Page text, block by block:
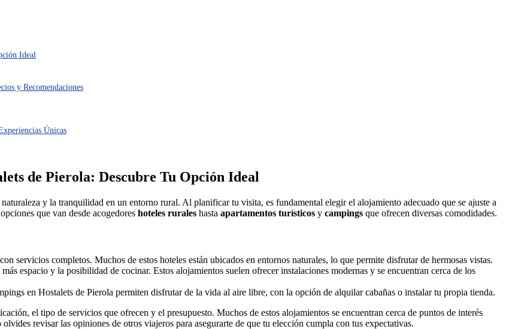
Ideal
y Recomendaciones
Únicas
de Pierola: Descubre Tu Opción Ideal
y la tranquilidad en un entorno rural. Al planificar tu visita, es fundamental elegir el alojamiento adecuado que se ajuste a
que van desde acogedores hoteles rurales hasta apartamentos turísticos y campings que ofrecen diversas comodidades.
servicios completos. Muchos de estos hoteles están ubicados en entornos naturales, lo que permite disfrutar de hermosas vistas.
espacio y la posibilidad de cocinar. Estos alojamientos suelen ofrecer instalaciones modernas y se encuentran cerca de los
en Hostalets de Pierola permiten disfrutar de la vida al aire libre, con la opción de alquilar cabañas o instalar tu propia tienda.
el tipo de servicios que ofrecen y el presupuesto. Muchos de estos alojamientos se encuentran cerca de puntos de interés
revisar las opiniones de otros viajeros para asegurarte de que tu elección cumpla con tus expectativas.